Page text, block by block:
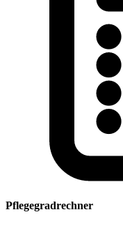
Pflegegradrechner